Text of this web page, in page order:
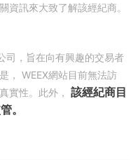
資訊來大致了解該經紀商。
司，旨在向有興趣的交易者
， WEEX網站目前無法訪
實性。此外， 該經紀商目
。